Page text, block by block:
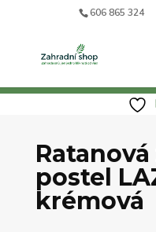
606 865 324
postel
krémová